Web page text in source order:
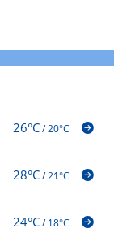
26°C/20°C
28°C/21°C
24°C/18°C